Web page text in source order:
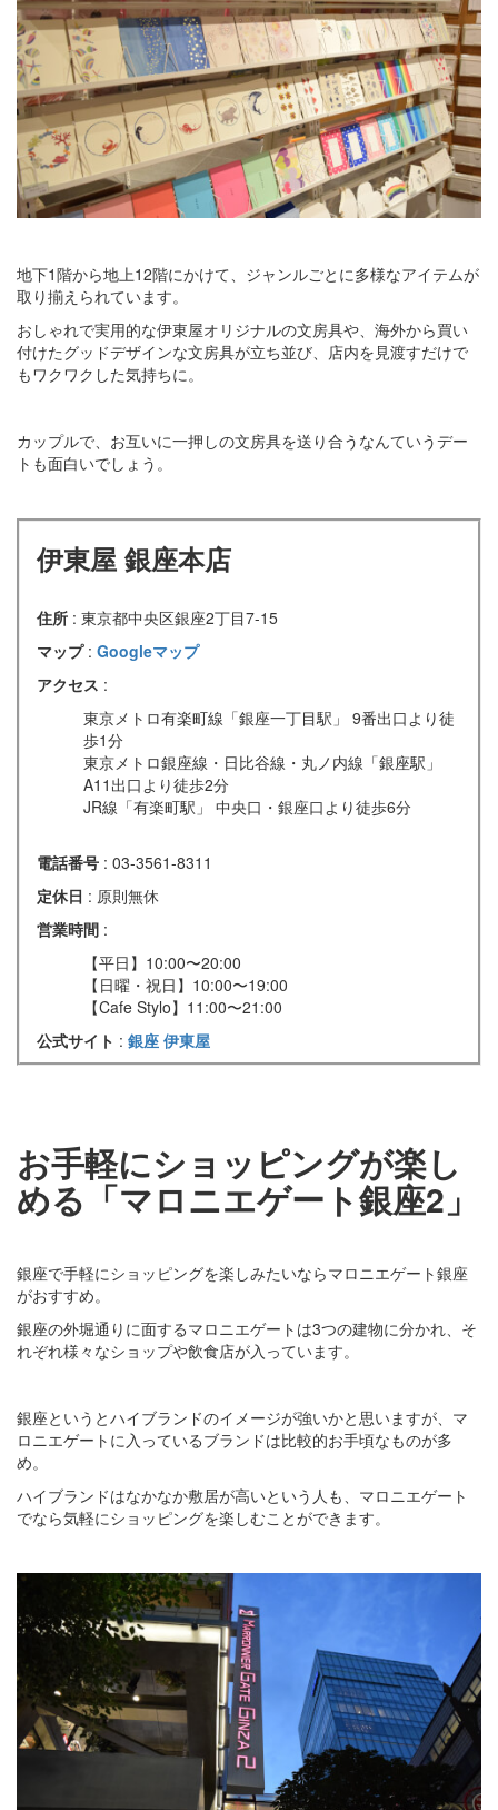
地下1階から地上12階にかけて、ジャンルごとに多様なアイテムが
取り揃えられています。
おしゃれで実用的な伊東屋オリジナルの文房具や、海外から買い
付けたグッドデザインな文房具が立ち並び、店内を見渡すだけで
もワクワクした気持ちに。
カップルで、お互いに一押しの文房具を送り合うなんていうデー
トも面白いでしょう。
伊東屋 銀座本店
住所 : 東京都中央区銀座2丁目7-15
マップ : Googleマップ
アクセス :
東京メトロ有楽町線「銀座一丁目駅」 9番出口より徒
歩1分
東京メトロ銀座線・日比谷線・丸ノ内線「銀座駅」
A11出口より徒歩2分
JR線「有楽町駅」 中央口・銀座口より徒歩6分
電話番号 : 03-3561-8311
定休日 : 原則無休
営業時間 :
【平日】10:00〜20:00
【日曜・祝日】10:00〜19:00
【Cafe Stylo】11:00〜21:00
公式サイト : 銀座 伊東屋
お手軽にショッピングが楽し
める「マロニエゲート銀座2」
銀座で手軽にショッピングを楽しみたいならマロニエゲート銀座
がおすすめ。
銀座の外堀通りに面するマロニエゲートは3つの建物に分かれ、そ
れぞれ様々なショップや飲食店が入っています。
銀座というとハイブランドのイメージが強いかと思いますが、マ
ロニエゲートに入っているブランドは比較的お手頃なものが多
め。
ハイブランドはなかなか敷居が高いという人も、マロニエゲート
でなら気軽にショッピングを楽しむことができます。